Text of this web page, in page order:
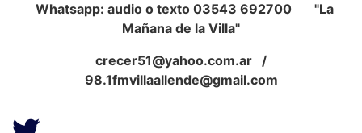
Whatsapp: audio o texto 03543 692700 "La
Mañana de la Villa"
crecer51@yahoo.com.ar /
98.1fmvillaallende@gmail.com